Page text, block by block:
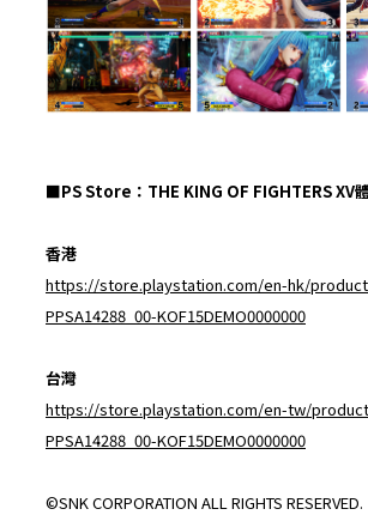
■PS Store：THE KING OF FIGHTERS XV
香港
https://store.playstation.com/en-hk/
PPSA14288_00-KOF15DEMO0000000
台灣
https://store.playstation.com/en-tw/
PPSA14288_00-KOF15DEMO0000000
©SNK CORPORATION ALL RIGHTS RESERVED.